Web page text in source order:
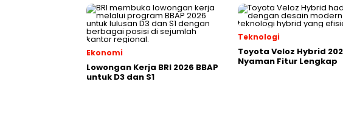
Ekonomi
Lowongan Kerja BRI 2026 BBAP
untuk D3 dan S1
Teknologi
Toyota Veloz Hybrid
Nyaman Fitur Lengkap